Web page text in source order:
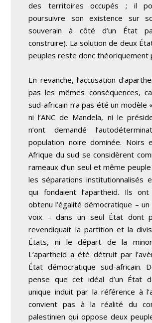
des territoires occupés ; il
poursuivre son existence sur
souverain à côté d’un État
construire). La solution de deux
peuples reste donc théoriquement
En revanche, l’accusation
pas les mêmes conséquences,
sud-africain n’a pas été un modèle
ni l’ANC de Mandela, ni le
n’ont demandé
population noire dominée. Noirs
Afrique du sud se considèrent
rameaux d’un seul et même
les séparations institutionnalisés
qui fondaient l’apartheid. Ils
obtenu l’égalité démocratique – un
voix – dans un seul État dont
revendiquait la partition et la
États, ni le départ de la
L’apartheid a été détruit par
État démocratique sud-africain.
pense que cet idéal d’un État
unique induit par la référence à
convient pas à la réalité du
palestinien qui oppose deux